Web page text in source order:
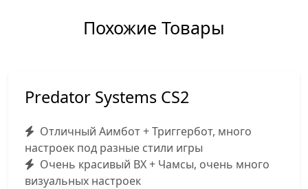
Похожие Товары
Predator Systems CS2
Отличный Аимбот + Триггербот, много
настроек под разные стили игры
Очень красивый ВХ + Чамсы, очень много
визуальных настроек